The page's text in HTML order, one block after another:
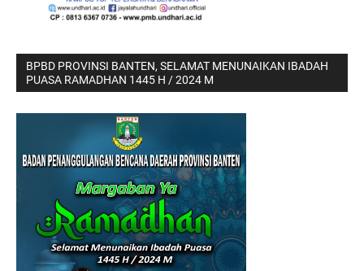
BPBD PROVINSI BANTEN, SELAMAT MENUNAIKAN IBADAH
PUASA RAMADHAN 1445 H / 2024 M